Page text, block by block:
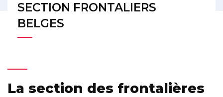
SECTION FRONTALIERS
BELGES
La section des frontalières